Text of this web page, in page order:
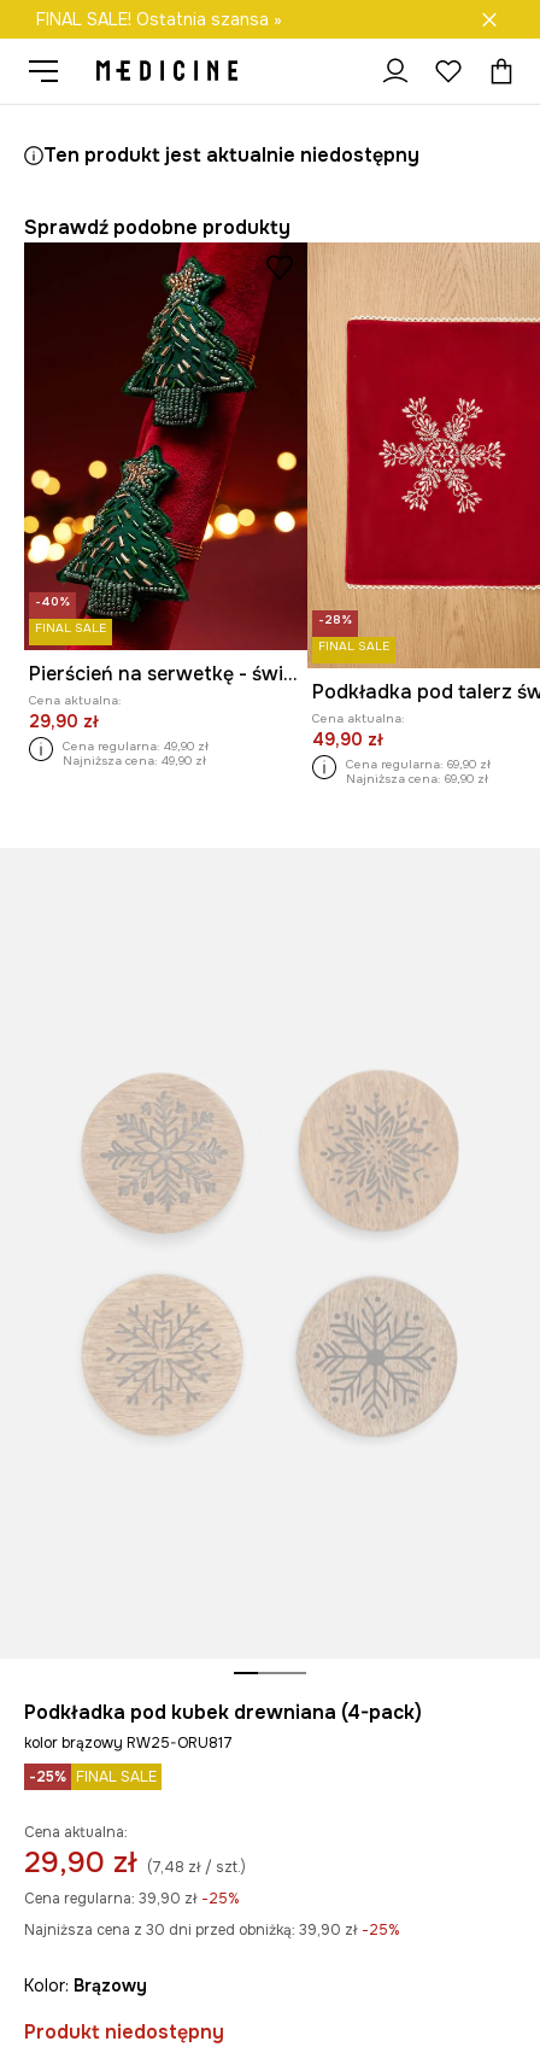
Darmowa dostawa do salonów
FINAL SALE! Ostatnia szansa »
Ten produkt jest aktualnie niedostępny
Sprawdź podobne produkty
-40%
FINAL SALE
Pierścień na serwetkę - świąteczna choinka (2-pack)
Cena aktualna:
29,90 zł
Cena regularna: 49,90 zł
Najniższa cena: 49,90 zł
-28%
FINAL SALE
Cena aktualna:
49,90 zł
Cena regularna: 69,90 zł
Najniższa cena: 69,90 zł
Podkładka pod kubek drewniana (4-pack)
kolor brązowy RW25-ORU817
-25% FINAL SALE
Cena aktualna:
29,90 zł (7,48 zł / szt.)
Cena regularna: 39,90 zł -25%
Najniższa cena z 30 dni przed obniżką: 39,90 zł -25%
Kolor: brązowy
Produkt niedostępny